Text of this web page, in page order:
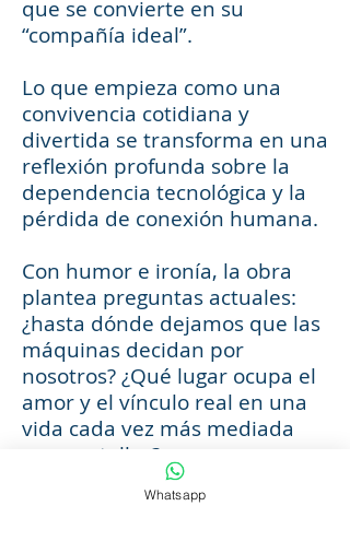
que se convierte en su
“compañía ideal”.
Lo que empieza como una
convivencia cotidiana y
divertida se transforma en una
reflexión profunda sobre la
dependencia tecnológica y la
pérdida de conexión humana.
Con humor e ironía, la obra
plantea preguntas actuales:
¿hasta dónde dejamos que las
máquinas decidan por
nosotros? ¿Qué lugar ocupa el
amor y el vínculo real en una
vida cada vez más mediada
por pantallas?
Whatsapp